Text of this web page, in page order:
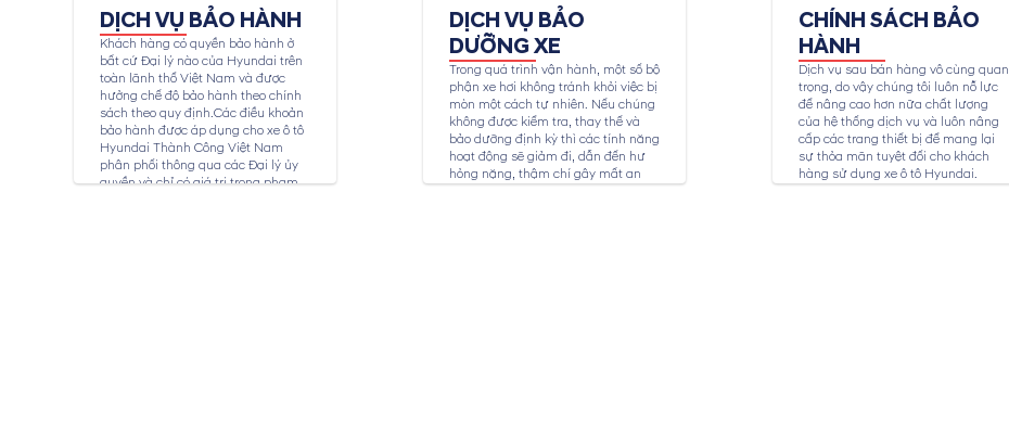
DỊCH VỤ BẢO HÀNH
Khách hàng có quyền bảo hành ở
bất cứ Đại lý nào của Hyundai trên
toàn lãnh thổ Việt Nam và được
hưởng chế độ bảo hành theo chính
sách theo quy định.Các điều khoản
bảo hành được áp dụng cho xe ô tô
Hyundai Thành Công Việt Nam
phân phối thông qua các Đại lý ủy
quyền và chỉ có giá trị trong phạm
DỊCH VỤ BẢO
DƯỠNG XE
Trong quá trình vận hành, một số bộ
phận xe hơi không tránh khỏi việc bị
mòn một cách tự nhiên. Nếu chúng
không được kiểm tra, thay thế và
bảo dưỡng định kỳ thì các tính năng
hoạt động sẽ giảm đi, dẫn đến hư
hỏng nặng, thậm chí gây mất an
CHÍNH SÁCH BẢO
HÀNH
Dịch vụ sau bán hàng vô cùng quan
trọng, do vậy chúng tôi luôn nỗ lực
để nâng cao hơn nữa chất lượng
của hệ thống dịch vụ và luôn nâng
cấp các trang thiết bị để mang lại
sự thỏa mãn tuyệt đối cho khách
hàng sử dụng xe ô tô Hyundai.